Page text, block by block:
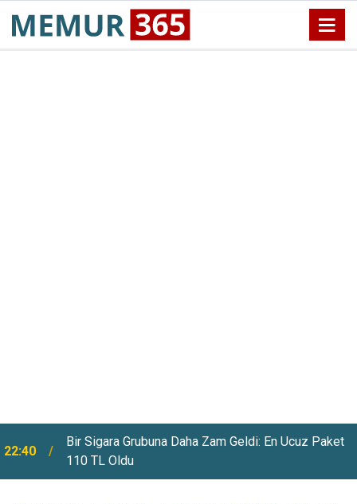
22:40
Bir Sigara Grubuna Daha Zam Geldi: En Ucuz Paket
110 TL Oldu